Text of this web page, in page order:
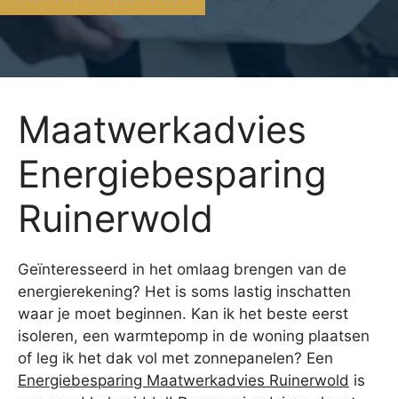
Maatwerkadvies
Energiebesparing
Ruinerwold
Geïnteresseerd in het omlaag brengen van de
energierekening? Het is soms lastig inschatten
waar je moet beginnen. Kan ik het beste eerst
isoleren, een warmtepomp in de woning plaatsen
of leg ik het dak vol met zonnepanelen? Een
Energiebesparing Maatwerkadvies Ruinerwold is